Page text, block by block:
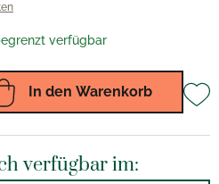
verfügbar
In den Warenkorb
verfügbar im: